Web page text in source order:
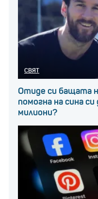
СВЯТ
Отиде си бащата
помогна на сина
милиони?